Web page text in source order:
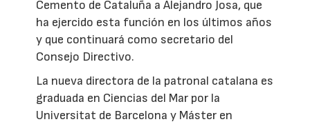
Cemento de Cataluña a Alejandro Josa, que
ha ejercido esta función en los últimos años
y que continuará como secretario del
Consejo Directivo.
La nueva directora de la patronal catalana es
graduada en Ciencias del Mar por la
Universitat de Barcelona y Máster en